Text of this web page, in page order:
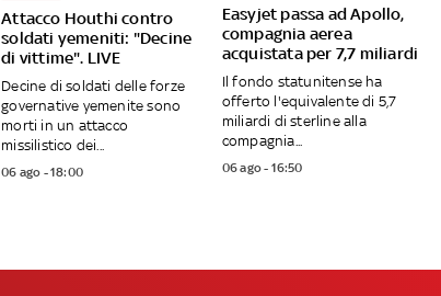
Attacco Houthi contro
soldati yemeniti: "Decine
di vittime". LIVE
Decine di soldati delle forze
governative yemenite sono
morti in un attacco
missilistico dei...
06 ago - 18:00
Easyjet passa ad Apollo,
compagnia aerea
acquistata per 7,7 miliardi
Il fondo statunitense ha
offerto l'equivalente di 5,7
miliardi di sterline alla
compagnia...
06 ago - 16:50